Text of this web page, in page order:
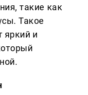
такие как
Такое
яркий и